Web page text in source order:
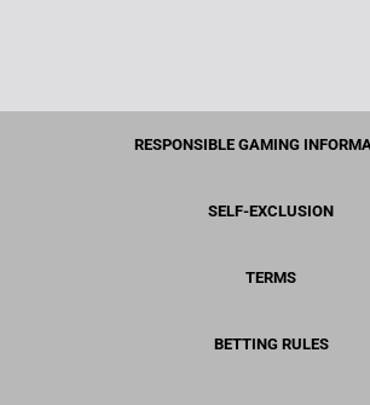
RESPONSIBLE GAMING
SELF-EXCLUSION
TERMS
BETTING RULES